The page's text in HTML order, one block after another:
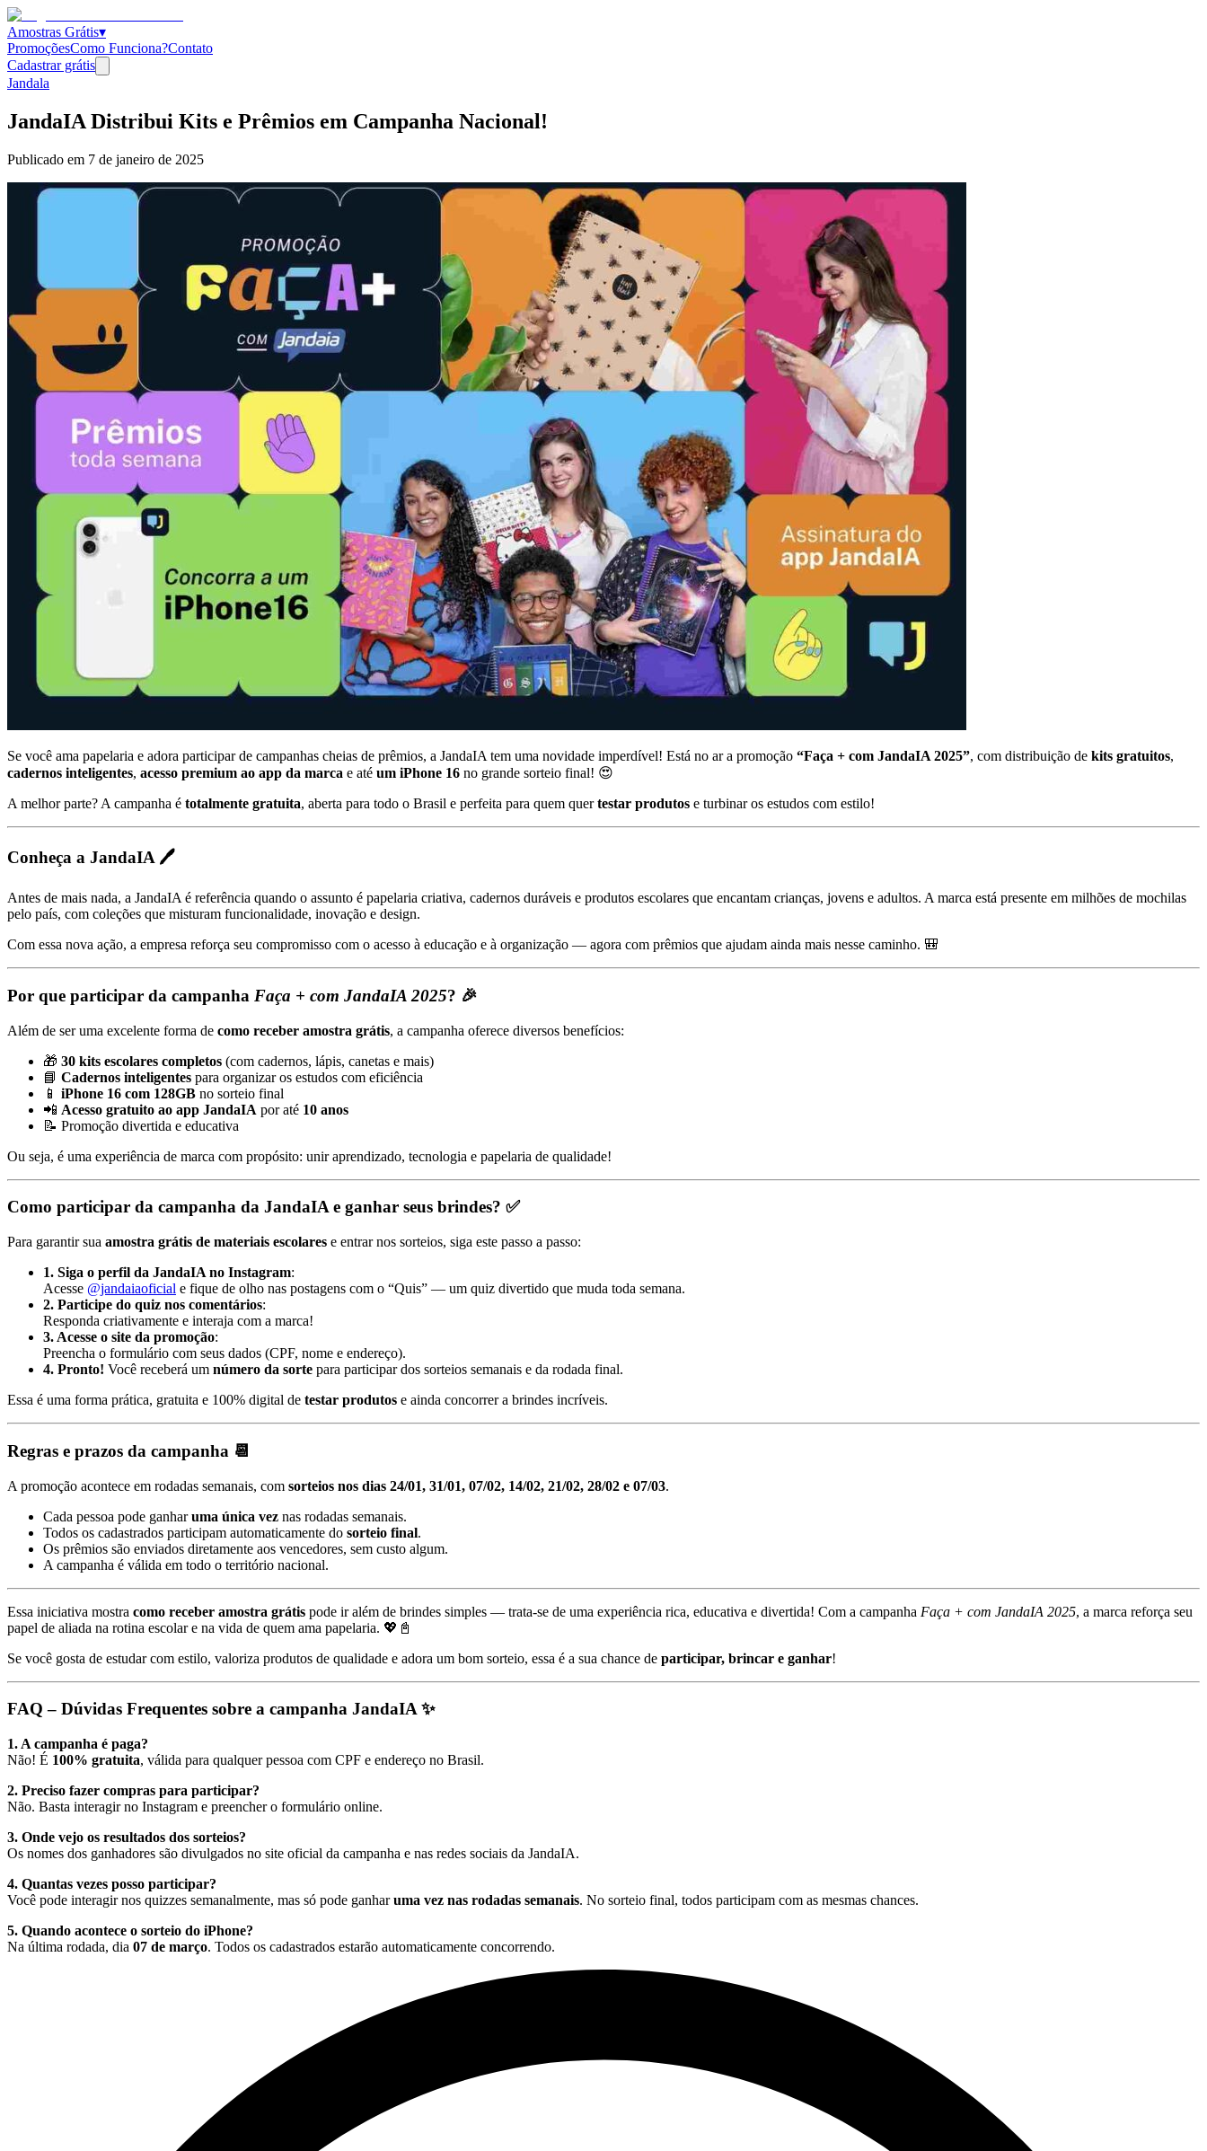
Amostras Grátis▾
PromoçõesComo Funciona?Contato
Cadastrar grátis
Jandala
JandaIA Distribui Kits e Prêmios em Campanha Nacional!
Publicado em 7 de janeiro de 2025
Se você ama papelaria e adora participar de campanhas cheias de prêmios, a JandaIA tem uma novidade imperdível! Está no ar a promoção “Faça + com JandaIA 2025”, com distribuição de kits gratuitos,
cadernos inteligentes, acesso premium ao app da marca e até um iPhone 16 no grande sorteio final! 😍
A melhor parte? A campanha é totalmente gratuita, aberta para todo o Brasil e perfeita para quem quertestar produtos e turbinar os estudos com estilo!
Conheça a JandaIA 🖊️
Antes de mais nada, a JandaIA é referência quando o assunto é papelaria criativa, cadernos duráveis e produtos escolares que encantam crianças, jovens e adultos. A marca está presente em milhões de mochilas
pelo país, com coleções que misturam funcionalidade, inovação e design.
Com essa nova ação, a empresa reforça seu compromisso com o acesso à educação e à organização — agora com prêmios que ajudam ainda mais nesse caminho. 🎒
Por que participar da campanha Faça + com JandaIA 2025? 🎉
Além de ser uma excelente forma de como receber amostra grátis, a campanha oferece diversos benefícios:
🎁 30 kits escolares completos (com cadernos, lápis, canetas e mais)
📘 Cadernos inteligentes para organizar os estudos com eficiência
📱 iPhone 16 com 128GB no sorteio final
📲 Acesso gratuito ao app JandaIA por até 10 anos
📝 Promoção divertida e educativa
Ou seja, é uma experiência de marca com propósito: unir aprendizado, tecnologia e papelaria de qualidade!
Como participar da campanha da JandaIA e ganhar seus brindes? ✅
Para garantir sua amostra grátis de materiais escolares e entrar nos sorteios, siga este passo a passo:
1. Siga o perfil da JandaIA no Instagram:
Acesse @jandaiaoficial e fique de olho nas postagens com o “Quis” — um quiz divertido que muda toda semana.
2. Participe do quiz nos comentários:
Responda criativamente e interaja com a marca!
3. Acesse o site da promoção:
Preencha o formulário com seus dados (CPF, nome e endereço).
4. Pronto! Você receberá um número da sorte para participar dos sorteios semanais e da rodada final.
Essa é uma forma prática, gratuita e 100% digital de testar produtos e ainda concorrer a brindes incríveis.
Regras e prazos da campanha 📆
A promoção acontece em rodadas semanais, com sorteios nos dias 24/01, 31/01, 07/02, 14/02, 21/02, 28/02 e 07/03.
Cada pessoa pode ganharuma única vez nas rodadas semanais.
Todos os cadastrados participam automaticamente do sorteio final.
Os prêmios são enviados diretamente aos vencedores, sem custo algum.
A campanha é válida em todo o território nacional.
Essa iniciativa mostra como receber amostra grátis pode ir além de brindes simples — trata-se de uma experiência rica, educativa e divertida! Com a campanha Faça + com JandaIA 2025, a marca reforça seu
papel de aliada na rotina escolar e na vida de quem ama papelaria. 💖📓
Se você gosta de estudar com estilo, valoriza produtos de qualidade e adora um bom sorteio, essa é a sua chance de participar, brincar e ganhar!
FAQ – Dúvidas Frequentes sobre a campanha JandaIA ✨
1. A campanha é paga?
Não! É 100% gratuita, válida para qualquer pessoa com CPF e endereço no Brasil.
2. Preciso fazer compras para participar?
Não. Basta interagir no Instagram e preencher o formulário online.
3. Onde vejo os resultados dos sorteios?
Os nomes dos ganhadores são divulgados no site oficial da campanha e nas redes sociais da JandaIA.
4. Quantas vezes posso participar?
Você pode interagir nos quizzes semanalmente, mas só pode ganharuma vez nas rodadas semanais. No sorteio final, todos participam com as mesmas chances.
5. Quando acontece o sorteio do iPhone?
Na última rodada, dia 07 de março. Todos os cadastrados estarão automaticamente concorrendo.